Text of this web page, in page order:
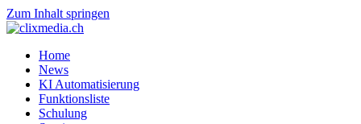
Zum Inhalt springen
Home
News
KI Automatisierung
Funktionsliste
Schulung